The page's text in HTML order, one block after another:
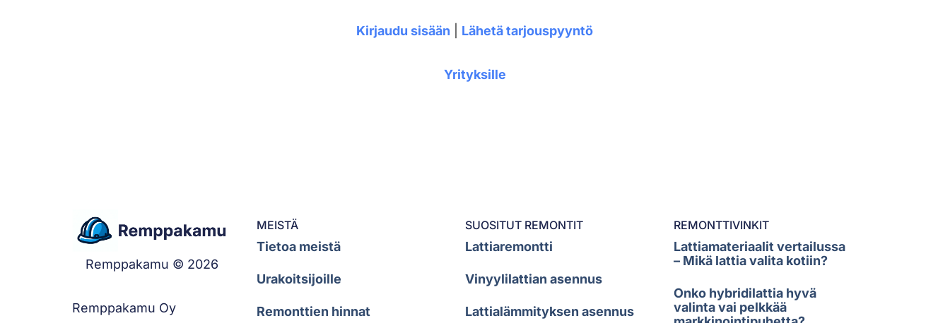
Kirjaudu sisään Lähetä tarjouspyyntö
Yrityksille
Remppakamu © 2026
Remppakamu Oy
MEISTÄ
Tietoa meistä
Urakoitsijoille
Remonttien hinnat
SUOSITUT REMONTIT
Lattiaremontti
Vinyylilattian asennus
Lattialämmityksen asennus
REMONTTIVINKIT
Lattiamateriaalit vertailussa
– Mikä lattia valita kotiin?
Onko hybridilattia hyvä
valinta vai pelkkää